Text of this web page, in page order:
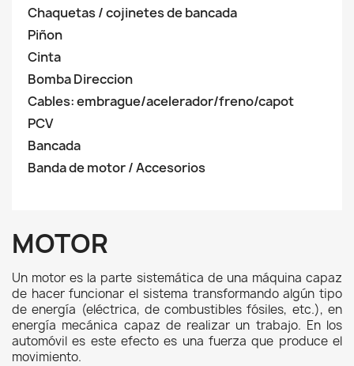
Chaquetas / cojinetes de bancada
Piñon
Cinta
Bomba Direccion
Cables: embrague/acelerador/freno/capot
PCV
Bancada
Banda de motor / Accesorios
MOTOR
Un motor es la parte sistemática de una máquina capaz
de hacer funcionar el sistema transformando algún tipo
de energía (eléctrica, de combustibles fósiles, etc.), en
energía mecánica capaz de realizar un trabajo. En los
automóvil es este efecto es una fuerza que produce el
movimiento.